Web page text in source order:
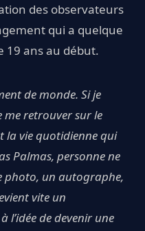
des observateurs
qui a quelque
19 ans au début.
de monde. Si je
me retrouver sur le
la vie quotidienne qui
Palmas, personne ne
photo, un autographe,
vite un
l’idée de devenir une